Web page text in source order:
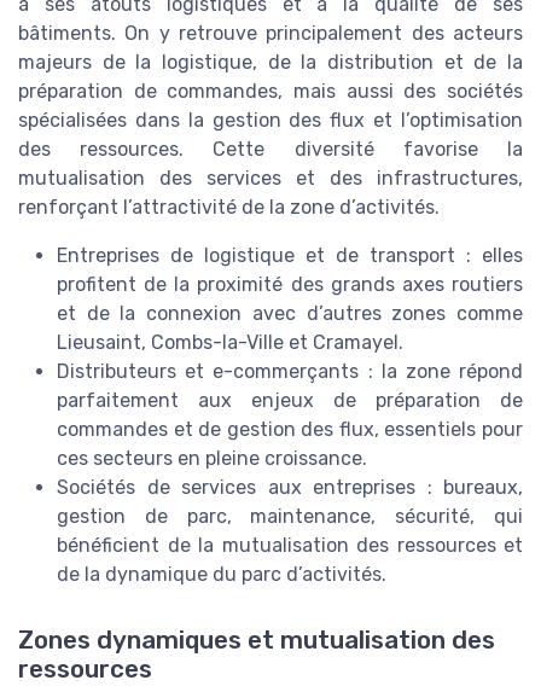
à ses atouts logistiques et à la qualité de ses
bâtiments. On y retrouve principalement des acteurs
majeurs de la logistique, de la distribution et de la
préparation de commandes, mais aussi des sociétés
spécialisées dans la gestion des flux et l’optimisation
des ressources. Cette diversité favorise la
mutualisation des services et des infrastructures,
renforçant l’attractivité de la zone d’activités.
Entreprises de logistique et de transport : elles
profitent de la proximité des grands axes routiers
et de la connexion avec d’autres zones comme
Lieusaint, Combs-la-Ville et Cramayel.
Distributeurs et e-commerçants : la zone répond
parfaitement aux enjeux de préparation de
commandes et de gestion des flux, essentiels pour
ces secteurs en pleine croissance.
Sociétés de services aux entreprises : bureaux,
gestion de parc, maintenance, sécurité, qui
bénéficient de la mutualisation des ressources et
de la dynamique du parc d’activités.
Zones dynamiques et mutualisation des
ressources